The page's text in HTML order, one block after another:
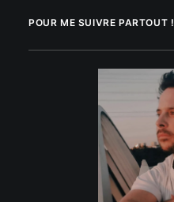
POUR ME SUIVRE PARTOUT !